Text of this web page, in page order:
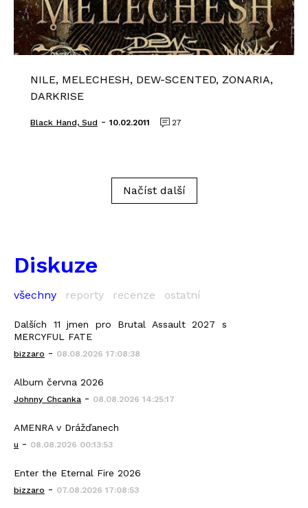
NILE, MELECHESH, DEW-SCENTED, ZONARIA,
DARKRISE
Black_Hand, Sud - 10.02.2011 27
Načíst další
Diskuze
všechny reporty recenze ostatní
Dalších 11 jmen pro Brutal Assault 2027 s
MERCYFUL FATE
bizzaro - 08.08.2026 17:08:38
Album června 2026
Johnny_Chcanka - 08.08.2026 14:25:17
AMENRA v Drážďanech
u - 08.08.2026 00:13:53
Enter the Eternal Fire 2026
bizzaro - 07.08.2026 17:08:53